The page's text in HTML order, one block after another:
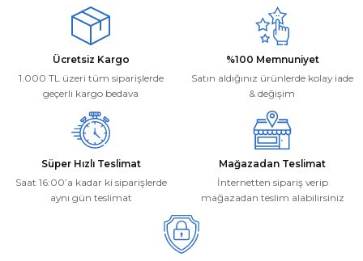
Ürün açıklamasında eksik bilgiler bulunuyor.
Ürün bilgilerinde hatalar bulunuyor.
Ürün fiyatı diğer sitelerden daha pahalı.
Bu ürüne benzer farklı alternatifler olmalı.
Mehmet Kayış | 17/02/2026
Deneyimini Paylaş
Ücretsiz Kargo
1.000 TL üzeri tüm siparişlerde
geçerli kargo bedava
%100 Memnuniyet
Satın aldığınız ürünlerde kolay iade
& değişim
Süper Hızlı Teslimat
Saat 16:00’a kadar ki siparişlerde
aynı gün teslimat
Mağazadan Teslimat
İnternetten sipariş verip
mağazadan teslim alabilirsiniz